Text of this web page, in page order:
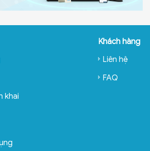
khai
Khách hàng
Liên hệ
FAQ